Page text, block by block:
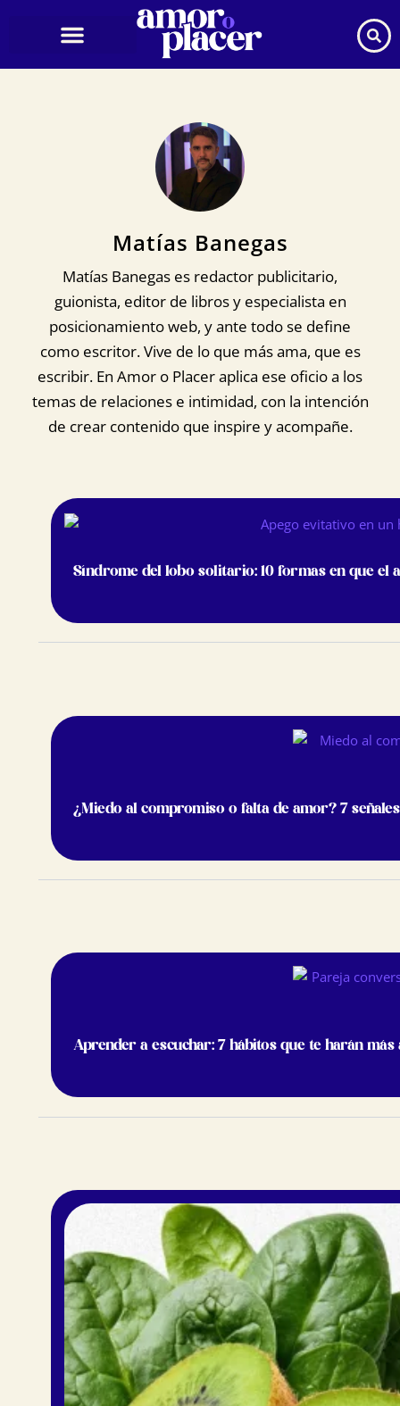
Matías Banegas
Matías Banegas es redactor publicitario,
guionista, editor de libros y especialista en
posicionamiento web, y ante todo se define
como escritor. Vive de lo que más ama, que es
escribir. En Amor o Placer aplica ese oficio a los
temas de relaciones e intimidad, con la intención
de crear contenido que inspire y acompañe.
Síndrome del lobo solitario: 10 formas en que el
¿Miedo al compromiso o falta de amor? 7
Aprender a escuchar: 7 hábitos que te harán